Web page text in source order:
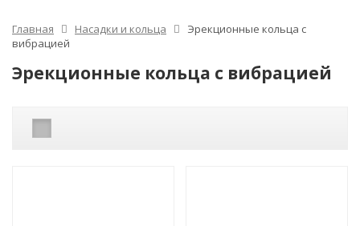
Главная Насадки и кольца
Эрекционные кольца с
вибрацией
Эрекционные кольца с вибрацией